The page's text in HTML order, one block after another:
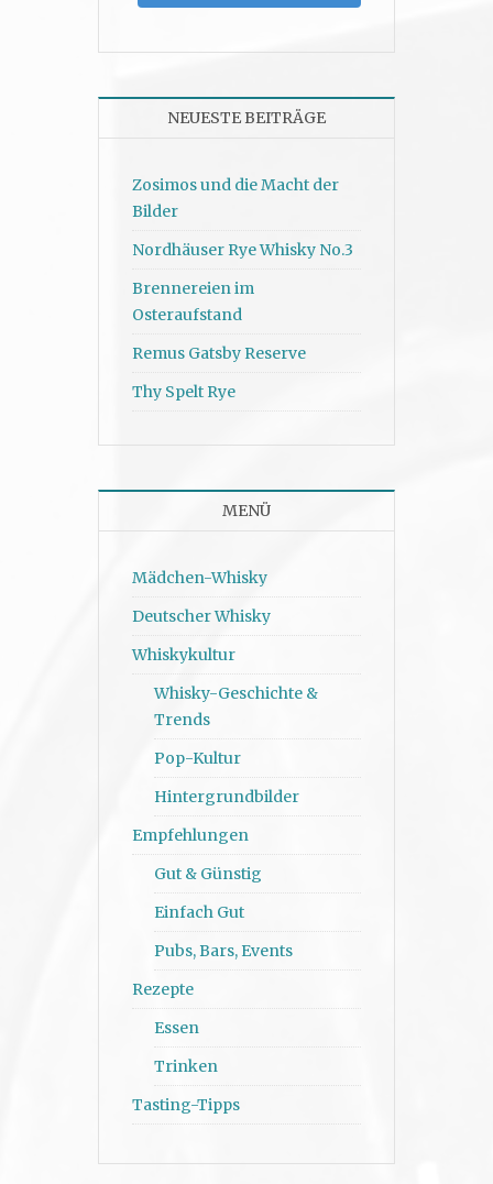
NEUESTE BEITRÄGE
Zosimos und die Macht der
Bilder
Nordhäuser Rye Whisky No.3
Brennereien im
Osteraufstand
Remus Gatsby Reserve
Thy Spelt Rye
MENÜ
Mädchen-Whisky
Deutscher Whisky
Whiskykultur
Whisky-Geschichte &
Trends
Pop-Kultur
Hintergrundbilder
Empfehlungen
Gut & Günstig
Einfach Gut
Pubs, Bars, Events
Rezepte
Essen
Trinken
Tasting-Tipps